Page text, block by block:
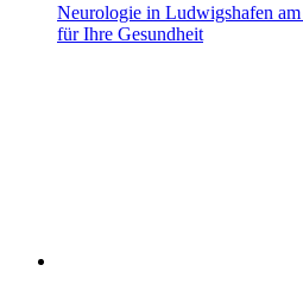
Neurologie in Ludwigshafen
für Ihre Gesundheit